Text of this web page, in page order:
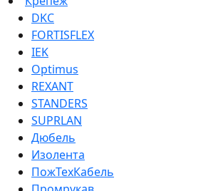
DKC
FORTISFLEX
IEK
Optimus
REXANT
STANDERS
SUPRLAN
Дюбель
Изолента
ПожТехКабель